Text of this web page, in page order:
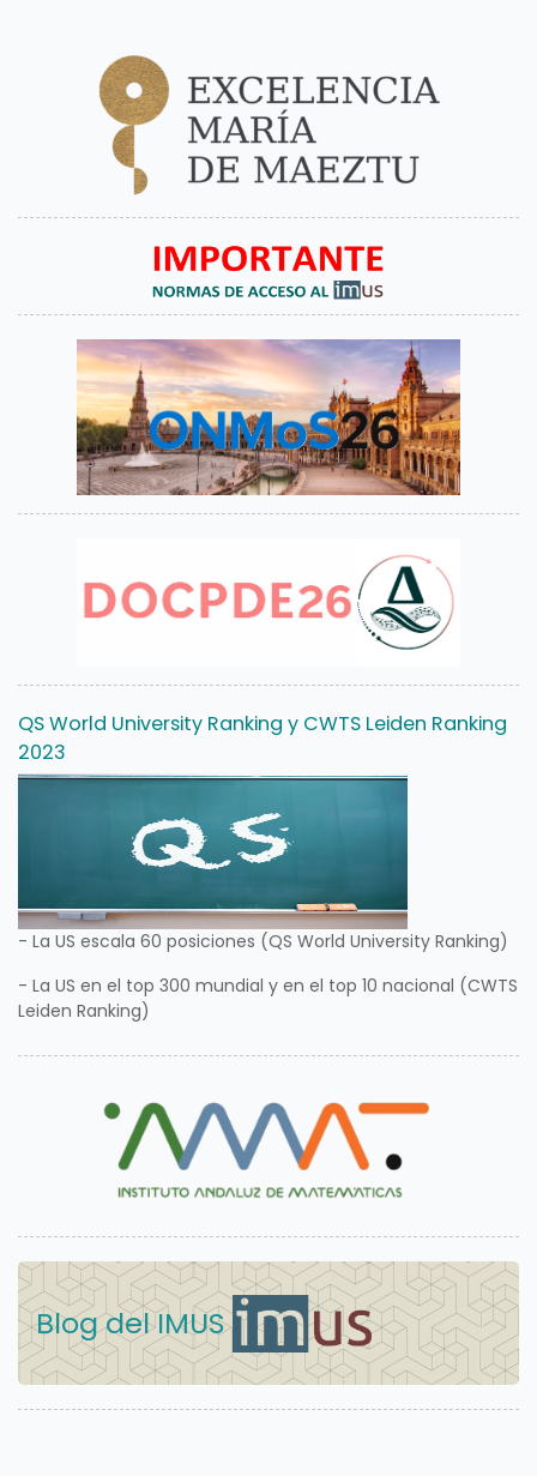
QS World University Ranking y CWTS Leiden Ranking
2023
- La US escala 60 posiciones (QS World University Ranking)
- La US en el top 300 mundial y en el top 10 nacional (CWTS
Leiden Ranking)
Blog del IMUS